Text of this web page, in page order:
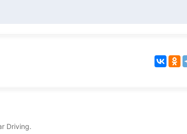
Driving.